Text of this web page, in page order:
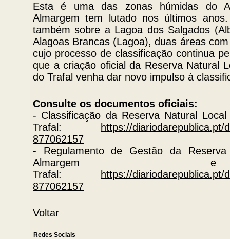
Esta é uma das zonas húmidas do
Almargem tem lutado nos últimos
também sobre a Lagoa dos Salgados
Alagoas Brancas (Lagoa), duas áreas
cujo processo de classificação continua
que a criação oficial da Reserva Natural
do Trafal venha dar novo impulso à
Consulte os documentos oficiais:
- Classificação da Reserva Natural
Trafal:
https://diariodarepublica.pt/
877062157
- Regulamento de Gestão da
Trafal:
https://diariodarepublica.pt/
877062157
Voltar
Redes Sociais